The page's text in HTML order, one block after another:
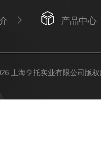
产品中心
上海亨托实业有限公司版